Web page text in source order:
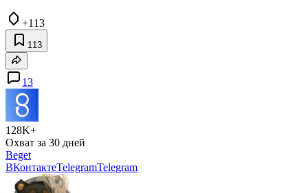
+113
113
13
128K+
Охват за 30 дней
Beget
ВКонтактеTelegramTelegram